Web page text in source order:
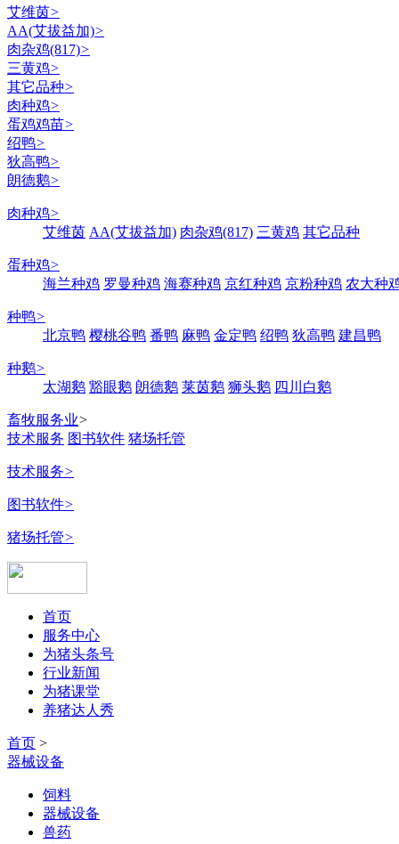
艾维茵>
AA(艾拔益加)>
肉杂鸡(817)>
三黄鸡>
其它品种>
肉种鸡>
蛋鸡鸡苗>
绍鸭>
狄高鸭>
朗德鹅>
肉种鸡>
艾维茵 AA(艾拔益加) 肉杂鸡(817) 三黄鸡 其它品种
蛋种鸡>
海兰种鸡 罗曼种鸡 海赛种鸡 京红种鸡 京粉种鸡 农大种
种鸭>
北京鸭 樱桃谷鸭 番鸭 麻鸭 金定鸭 绍鸭 狄高鸭 建昌鸭
种鹅>
太湖鹅 豁眼鹅 朗德鹅 莱茵鹅 狮头鹅 四川白鹅
畜牧服务业>
技术服务 图书软件 猪场托管
技术服务>
图书软件>
猪场托管>
首页
服务中心
为猪头条号
行业新闻
为猪课堂
养猪达人秀
首页 >
器械设备
饲料
器械设备
兽药